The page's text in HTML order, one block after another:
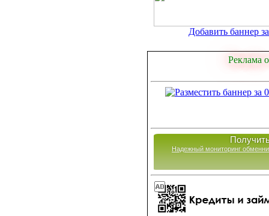
Добавить баннер
Реклама
Надежный мониторинг